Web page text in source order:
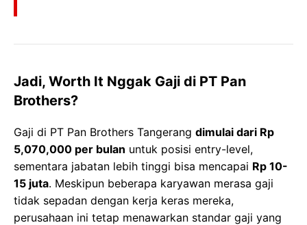
Jadi, Worth It Nggak Gaji di PT Pan
Brothers?
Gaji di PT Pan Brothers Tangerang dimulai dari Rp
5,070,000 per bulan untuk posisi entry-level,
sementara jabatan lebih tinggi bisa mencapai Rp 10-
15 juta. Meskipun beberapa karyawan merasa gaji
tidak sepadan dengan kerja keras mereka,
perusahaan ini tetap menawarkan standar gaji yang